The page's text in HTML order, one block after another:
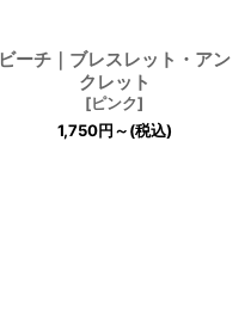
ビーチ｜ブレスレット・アン
クレット
[ピンク]
1,750円～(税込)